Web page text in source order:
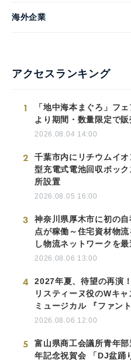
海外企業
アクセスランキング
1
「地中海本まぐろ」フ
より期間・数量限定で販
2026.08.04 14:00
2
千葉市内にリチウムイ
型充電式電池回収ボッ
所設置
2026.08.05 16:00
3
神奈川県厚木市に初の
点が稼働～住宅資材物
し物流ネットワークを最
2026.08.06 13:00
4
2027年夏、待望の再演
リスティーヌ役のWキャ
ミュージカル 『ファント
2026.08.06 12:00
5
富山県商工会議所青年
年記念祝賀会 「DJ盆踊